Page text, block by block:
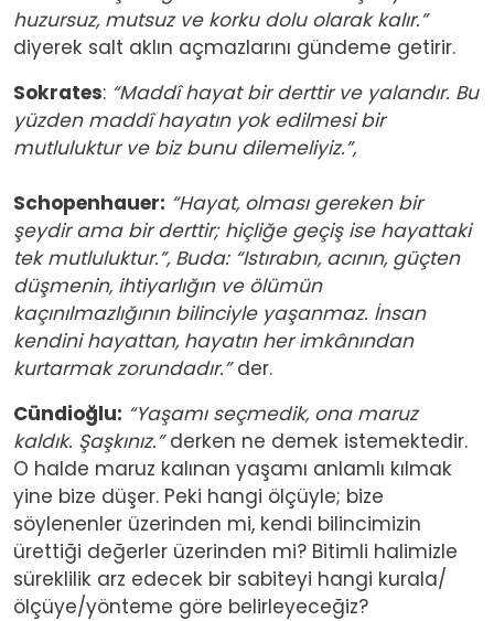
huzursuz, mutsuz ve korku dolu olarak kalır.”
diyerek salt aklın açmazlarını gündeme getirir.
Sokrates: “Maddî hayat bir derttir ve yalandır. Bu
yüzden maddî hayatın yok edilmesi bir
mutluluktur ve biz bunu dilemeliyiz.”,
Schopenhauer: “Hayat, olması gereken bir
şeydir ama bir derttir; hiçliğe geçiş ise hayattaki
tek mutluluktur.”, Buda: “Istırabın, acının, güçten
düşmenin, ihtiyarlığın ve ölümün
kaçınılmazlığının bilinciyle yaşanmaz. İnsan
kendini hayattan, hayatın her imkânından
kurtarmak zorundadır.”der.
Cündioğlu: “Yaşamı seçmedik, ona maruz
kaldık. Şaşkınız.”derken ne demek istemektedir.
O halde maruz kalınan yaşamı anlamlı kılmak
yine bize düşer. Peki hangi ölçüyle; bize
söylenenler üzerinden mi, kendi bilincimizin
ürettiği değerler üzerinden mi? Bitimli halimizle
süreklilik arz edecek bir sabiteyi hangi kurala/
ölçüye/yönteme göre belirleyeceğiz?